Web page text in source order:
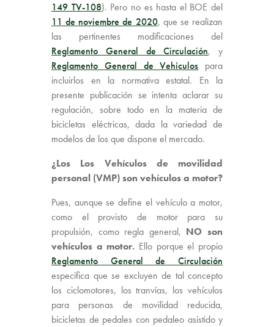
149 TV-108). Pero no es hasta el BOE del
11 de noviembre de 2020, que se realizan
las pertinentes modificaciones del
Reglamento General de Circulación, y
Reglamento General de Vehículos para
incluirlos en la normativa estatal. En la
presente publicación se intenta aclarar su
regulación, sobre todo en la materia de
bicicletas eléctricas, dada la variedad de
modelos de los que dispone el mercado.
¿Los Los Vehículos de movilidad
personal (VMP) son vehículos a motor?
Pues, aunque se define el vehículo a motor,
como el provisto de motor para su
propulsión, como regla general, NO son
vehículos a motor. Ello porque el propio
Reglamento General de Circulación
especifica que se excluyen de tal concepto
los ciclomotores, los tranvías, los vehículos
para personas de movilidad reducida,
bicicletas de pedales con pedaleo asistido y